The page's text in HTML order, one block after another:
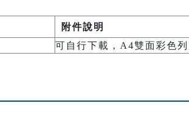
附件說明
可自行下載，A4雙面彩色